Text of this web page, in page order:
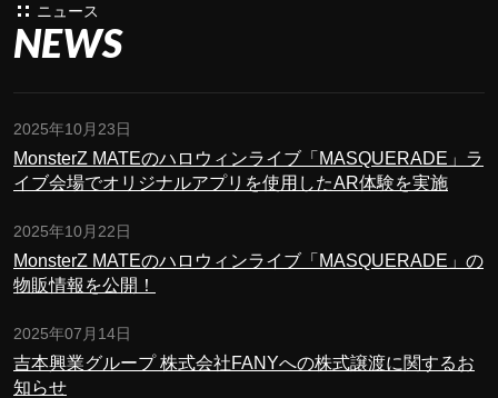
ニュース
NEWS
2025年10月23日
MonsterZ MATEのハロウィンライブ「MASQUERADE」ラ
イブ会場でオリジナルアプリを使用したAR体験を実施
2025年10月22日
MonsterZ MATEのハロウィンライブ「MASQUERADE」の
物販情報を公開！
2025年07月14日
吉本興業グループ 株式会社FANYへの株式譲渡に関するお
知らせ